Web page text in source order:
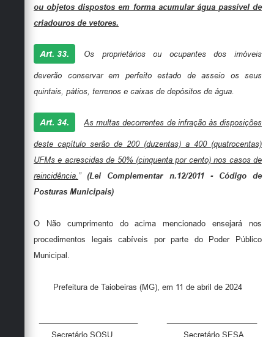
ou objetos dispostos em forma acumular água passível de
criadouros de vetores.
Art. 33. Os proprietários ou ocupantes dos imóveis
deverão conservar em perfeito estado de asseio os seus
quintais, pátios, terrenos e caixas de depósitos de água.
Art. 34. As multas decorrentes de infração às disposições
deste capítulo serão de 200 (duzentas) a 400 (quatrocentas)
UFMs e acrescidas de 50% (cinquenta por cento) nos casos de
reincidência. ” (Lei Complementar n.12/2011 - Código de
Posturas Municipais)
O Não cumprimento do acima mencionado ensejará nos
procedimentos legais cabíveis por parte do Poder Público
Municipal.
Prefeitura de Taiobeiras (MG), em 11 de abril de 2024
Secretário SOSU Secretário SESA